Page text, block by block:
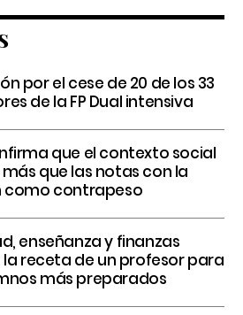
por el cese de 20 de los 33
de la FP Dual intensiva
que el contexto social
que las notas con la
como contrapeso
enseñanza y finanzas
la receta de un profesor para
más preparados